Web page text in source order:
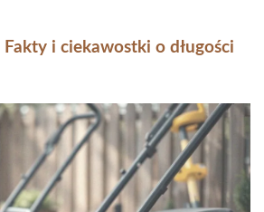
Fakty i ciekawostki o długości